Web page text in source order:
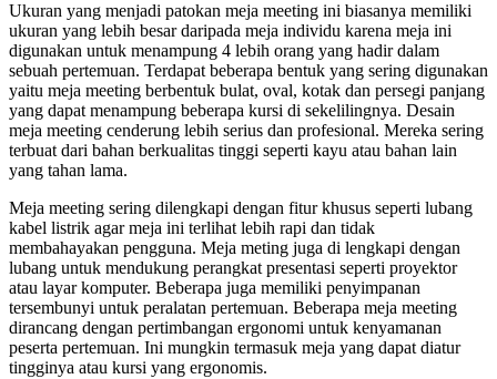
Ukuran yang menjadi patokan meja meeting ini biasanya memiliki
ukuran yang lebih besar daripada meja individu karena meja ini
digunakan untuk menampung 4 lebih orang yang hadir dalam
sebuah pertemuan. Terdapat beberapa bentuk yang sering digunakan
yaitu meja meeting berbentuk bulat, oval, kotak dan persegi panjang
yang dapat menampung beberapa kursi di sekelilingnya. Desain
meja meeting cenderung lebih serius dan profesional. Mereka sering
terbuat dari bahan berkualitas tinggi seperti kayu atau bahan lain
yang tahan lama.
Meja meeting sering dilengkapi dengan fitur khusus seperti lubang
kabel listrik agar meja ini terlihat lebih rapi dan tidak
membahayakan pengguna. Meja meting juga di lengkapi dengan
lubang untuk mendukung perangkat presentasi seperti proyektor
atau layar komputer. Beberapa juga memiliki penyimpanan
tersembunyi untuk peralatan pertemuan. Beberapa meja meeting
dirancang dengan pertimbangan ergonomi untuk kenyamanan
peserta pertemuan. Ini mungkin termasuk meja yang dapat diatur
tingginya atau kursi yang ergonomis.